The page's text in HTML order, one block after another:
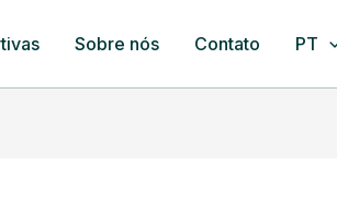
Sobre nós Contato PT